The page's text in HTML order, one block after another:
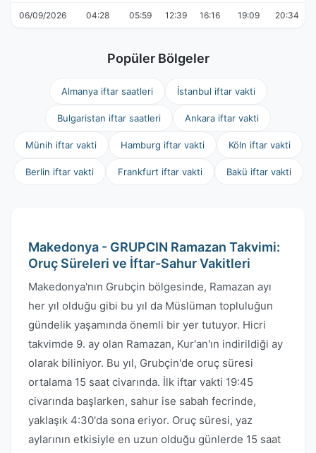
06/09/2026 04:28 05:59 12:39 16:16 19:09 20:34
Popüler Bölgeler
Almanya iftar saatleri İstanbul iftar vakti
Bulgaristan iftar saatleri Ankara iftar vakti
Münih iftar vakti Hamburg iftar vakti Köln iftar vakti
Berlin iftar vakti Frankfurt iftar vakti Bakü iftar vakti
Makedonya - GRUPCIN Ramazan Takvimi:
Oruç Süreleri ve İftar-Sahur Vakitleri
Makedonya'nın Grubçin bölgesinde, Ramazan ayı
her yıl olduğu gibi bu yıl da Müslüman topluluğun
gündelik yaşamında önemli bir yer tutuyor. Hicri
takvimde 9. ay olan Ramazan, Kur'an'ın indirildiği ay
olarak biliniyor. Bu yıl, Grubçin'de oruç süresi
ortalama 15 saat civarında. İlk iftar vakti 19:45
civarında başlarken, sahur ise sabah fecrinde,
yaklaşık 4:30'da sona eriyor. Oruç süresi, yaz
aylarının etkisiyle en uzun olduğu günlerde 15 saat